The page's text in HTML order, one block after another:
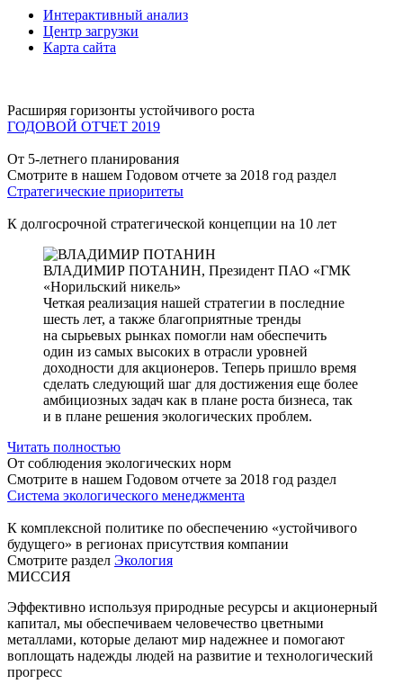
Интерактивный анализ
Центр загрузки
Карта сайта
Расширяя горизонты устойчивого роста
ГОДОВОЙ ОТЧЕТ 2019
От 5-летнего планирования
Смотрите в нашем Годовом отчете за 2018 год раздел
Стратегические приоритеты
К долгосрочной стратегической концепции на 10 лет
ВЛАДИМИР ПОТАНИН, Президент ПАО «ГМК
«Норильский никель»
Четкая реализация нашей стратегии в последние
шесть лет, а также благоприятные тренды
на сырьевых рынках помогли нам обеспечить
один из самых высоких в отрасли уровней
доходности для акционеров. Теперь пришло время
сделать следующий шаг для достижения еще более
амбициозных задач как в плане роста бизнеса, так
и в плане решения экологических проблем.
Читать полностью
От соблюдения экологических норм
Смотрите в нашем Годовом отчете за 2018 год раздел
Система экологического менеджмента
К комплексной политике по обеспечению «устойчивого
будущего» в регионах присутствия компании
Смотрите раздел Экология
МИССИЯ
Эффективно используя природные ресурсы и акционерный
капитал, мы обеспечиваем человечество цветными
металлами, которые делают мир надежнее и помогают
воплощать надежды людей на развитие и технологический
прогресс